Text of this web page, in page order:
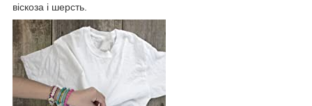
віскоза і шерсть.